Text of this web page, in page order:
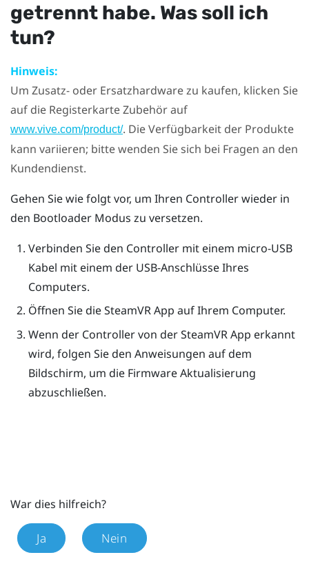
getrennt habe. Was soll ich
tun?
Hinweis:
Um Zusatz- oder Ersatzhardware zu kaufen, klicken Sie
auf die Registerkarte Zubehör auf
www.vive.com/product/. Die Verfügbarkeit der Produkte
kann variieren; bitte wenden Sie sich bei Fragen an den
Kundendienst.
Gehen Sie wie folgt vor, um Ihren Controller wieder in
den Bootloader Modus zu versetzen.
Verbinden Sie den Controller mit einem micro-USB
Kabel mit einem der USB-Anschlüsse Ihres
Computers.
Öffnen Sie dieSteamVRApp auf Ihrem Computer.
Wenn der Controller von derSteamVRApp erkannt
wird, folgen Sie den Anweisungen auf dem
Bildschirm, um die Firmware Aktualisierung
abzuschließen.
War dies hilfreich?
Ja Nein